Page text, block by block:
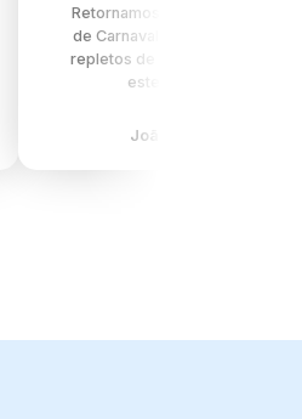
Retornamos agora em 2025
de Carnaval. Foram dias
repletos de luz, calor e toda
estes destinos reserv...
João Pessoa, Paraíba